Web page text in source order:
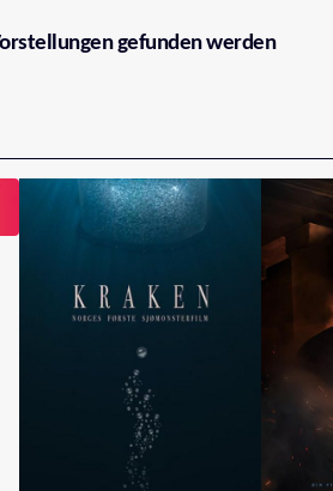
gefunden werden